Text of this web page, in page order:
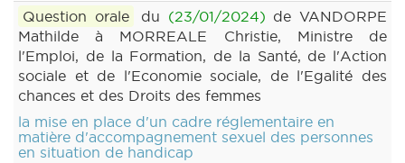
Question orale du (23/01/2024) de VANDORPE
Mathilde à MORREALE Christie, Ministre de
l'Emploi, de la Formation, de la Santé, de l'Action
sociale et de l'Economie sociale, de l'Egalité des
chances et des Droits des femmes
la mise en place d'un cadre réglementaire en
matière d'accompagnement sexuel des personnes
en situation de handicap